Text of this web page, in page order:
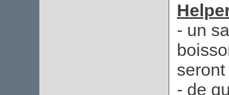
- un
- de